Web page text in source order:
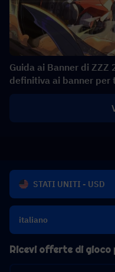
Guida ai Banner di ZZZ
definitiva ai banner per
STATI UNITI - USD
italiano
Ricevi offerte di gioco